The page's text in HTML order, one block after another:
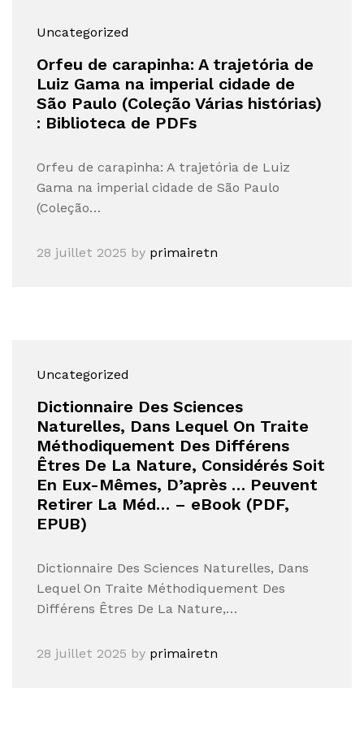
Uncategorized
Orfeu de carapinha: A trajetória de
Luiz Gama na imperial cidade de
São Paulo (Coleção Várias histórias)
: Biblioteca de PDFs
Orfeu de carapinha: A trajetória de Luiz
Gama na imperial cidade de São Paulo
(Coleção…
28 juillet 2025 by primairetn
Uncategorized
Dictionnaire Des Sciences
Naturelles, Dans Lequel On Traite
Méthodiquement Des Différens
Êtres De La Nature, Considérés Soit
En Eux-Mêmes, D’après … Peuvent
Retirer La Méd… – eBook (PDF,
EPUB)
Dictionnaire Des Sciences Naturelles, Dans
Lequel On Traite Méthodiquement Des
Différens Êtres De La Nature,…
28 juillet 2025 by primairetn